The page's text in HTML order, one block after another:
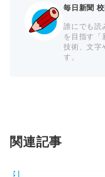
毎日新聞
誰にでも読
を目指す「
技術、文字
す。
関連記事